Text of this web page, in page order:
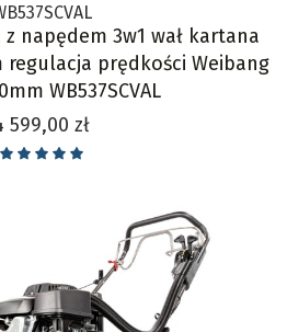
napędem 3w1 wał kartana
prędkości Weibang
WB537SCVAL
599,00 zł